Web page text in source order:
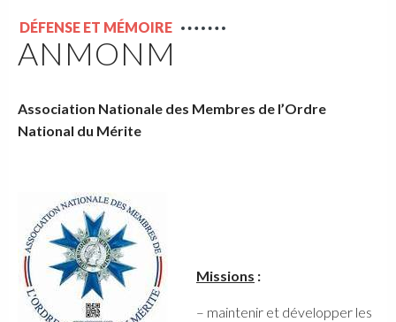
DÉFENSE ET MÉMOIRE
ANMONM
Association Nationale des Membres de l’Ordre
National du Mérite
Missions :
– maintenir et développer les